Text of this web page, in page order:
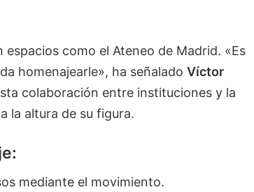
como el Ateneo de Madrid. «Es
homenajearle», ha señalado Víctor
colaboración entre instituciones y la
la altura de su figura.
mediante el movimiento.